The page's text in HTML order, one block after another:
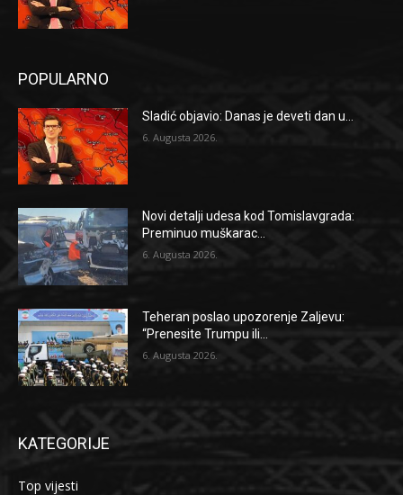
POPULARNO
Sladić objavio: Danas je deveti dan u...
6. Augusta 2026.
Novi detalji udesa kod Tomislavgrada:
Preminuo muškarac...
6. Augusta 2026.
Teheran poslao upozorenje Zaljevu:
“Prenesite Trumpu ili...
6. Augusta 2026.
KATEGORIJE
Top vijesti